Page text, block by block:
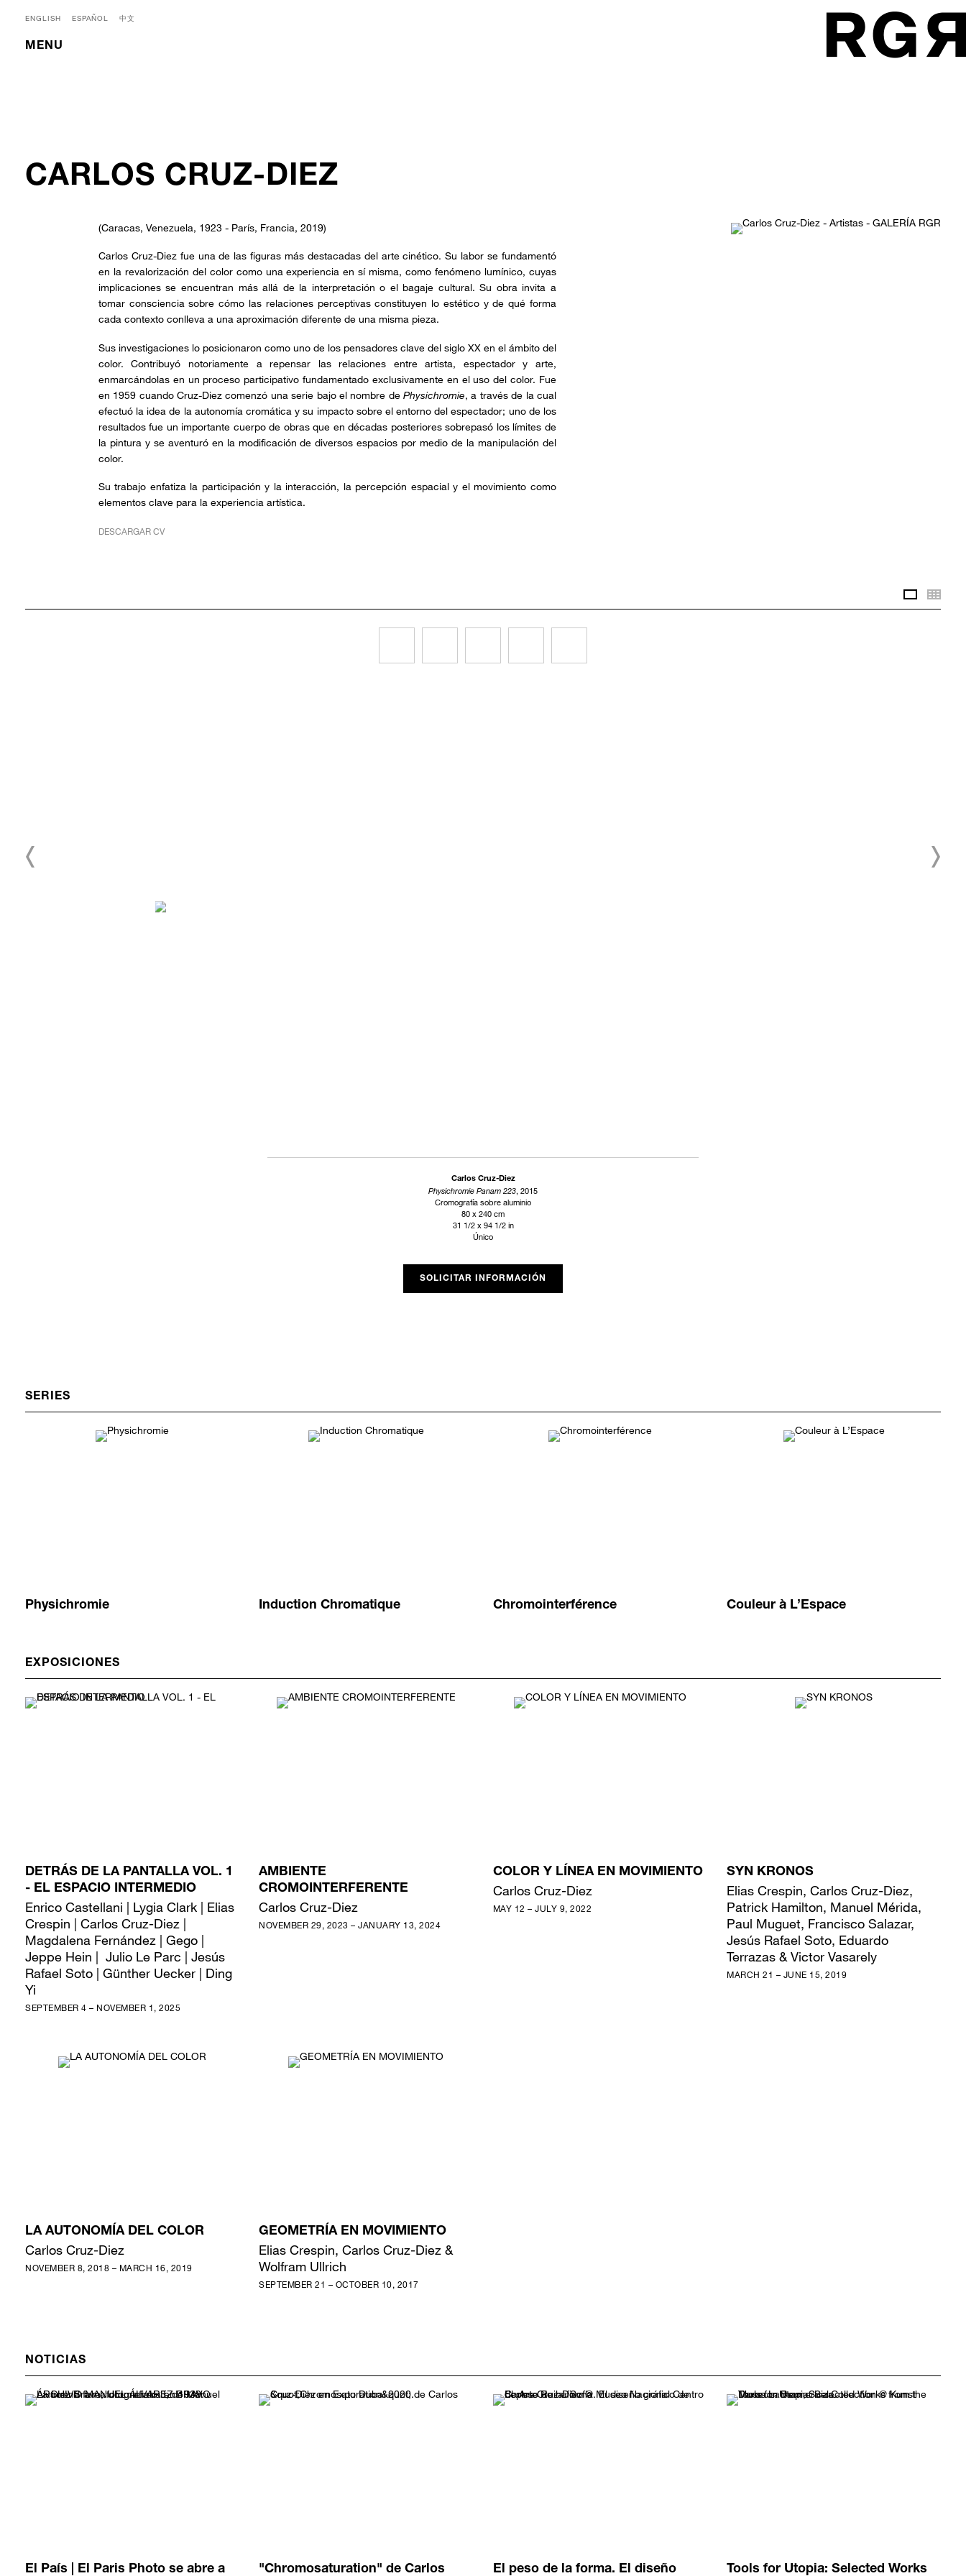
ENGLISH ESPAÑOL 中文
MENU
CARLOS CRUZ-DIEZ
(Caracas, Venezuela, 1923 - París, Francia, 2019)
Carlos Cruz-Diez fue una de las figuras más destacadas del arte cinético. Su labor se fundamentó
en la revalorización del color como una experiencia en sí misma, como fenómeno lumínico, cuyas
implicaciones se encuentran más allá de la interpretación o el bagaje cultural. Su obra invita a
tomar consciencia sobre cómo las relaciones perceptivas constituyen lo estético y de qué forma
cada contexto conlleva a una aproximación diferente de una misma pieza.
Sus investigaciones lo posicionaron como uno de los pensadores clave del siglo XX en el ámbito del
color. Contribuyó notoriamente a repensar las relaciones entre artista, espectador y arte,
enmarcándolas en un proceso participativo fundamentado exclusivamente en el uso del color. Fue
en 1959 cuando Cruz-Diez comenzó una serie bajo el nombre dePhysichromie, a través de la cual
efectuó la idea de la autonomía cromática y su impacto sobre el entorno del espectador; uno de los
resultados fue un importante cuerpo de obras que en décadas posteriores sobrepasó los límites de
la pintura y se aventuró en la modificación de diversos espacios por medio de la manipulación del
color.
Su trabajo enfatiza la participación y la interacción, la percepción espacial y el movimiento como
elementos clave para la experiencia artística.
DESCARGAR CV
Slideshow
Carlos Cruz-Diez
Physichromie Panam 223, 2015
Cromografía sobre aluminio
80 x 240 cm
31 1/2 x 94 1/2 in
Único
SOLICITAR INFORMACIÓN
SERIES
Physichromie Induction Chromatique Chromointerférence Couleur à L’Espace
EXPOSICIONES
DETRÁS DE LA PANTALLA VOL. 1
- EL ESPACIO INTERMEDIO
Enrico Castellani | Lygia Clark | Elias
Crespin | Carlos Cruz-Diez |
Magdalena Fernández | Gego |
Jeppe Hein | Julio Le Parc | Jesús
Rafael Soto | Günther Uecker | Ding
Yi
SEPTEMBER 4 – NOVEMBER 1, 2025
AMBIENTE
CROMOINTERFERENTE
Carlos Cruz-Diez
NOVEMBER 29, 2023 – JANUARY 13, 2024
COLOR Y LÍNEA EN MOVIMIENTO
Carlos Cruz-Diez
MAY 12 – JULY 9, 2022
SYN KRONOS
Elias Crespin, Carlos Cruz-Diez,
Patrick Hamilton, Manuel Mérida,
Paul Muguet, Francisco Salazar,
Jesús Rafael Soto, Eduardo
Terrazas & Victor Vasarely
MARCH 21 – JUNE 15, 2019
LA AUTONOMÍA DEL COLOR
Carlos Cruz-Diez
NOVEMBER 8, 2018 – MARCH 16, 2019
GEOMETRÍA EN MOVIMIENTO
Elias Crespin, Carlos Cruz-Diez &
Wolfram Ullrich
SEPTEMBER 21 – OCTOBER 10, 2017
NOTICIAS
El País | El Paris Photo se abre a "Chromosaturation" de Carlos El peso de la forma. El diseño Tools for Utopia: Selected Works